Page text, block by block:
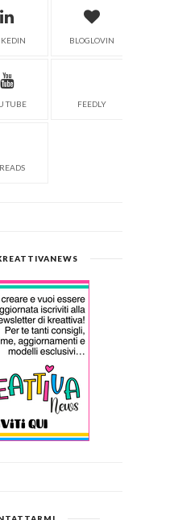
BLOGLOVIN
TUBE FEEDLY